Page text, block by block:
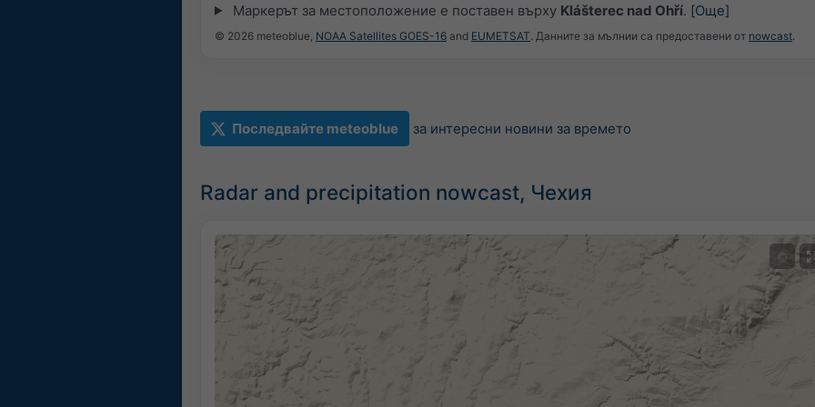
Маркерът за местоположение е поставен върху Klášterec nad Ohří. [Още]
© 2026 meteoblue, NOAA Satellites GOES-16 and EUMETSAT. Данните за мълнии са предоставени от nowcast.
Последвайте meteoblue за интересни новини за времето
Radar and precipitation nowcast, Чехия
©